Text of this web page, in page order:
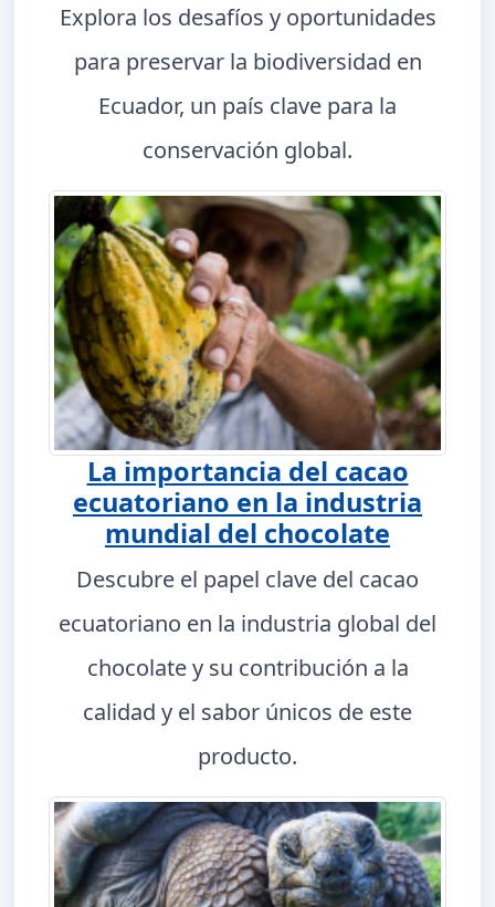
Explora los desafíos y oportunidades
para preservar la biodiversidad en
Ecuador, un país clave para la
conservación global.
La importancia del cacao
ecuatoriano en la industria
mundial del chocolate
Descubre el papel clave del cacao
ecuatoriano en la industria global del
chocolate y su contribución a la
calidad y el sabor únicos de este
producto.